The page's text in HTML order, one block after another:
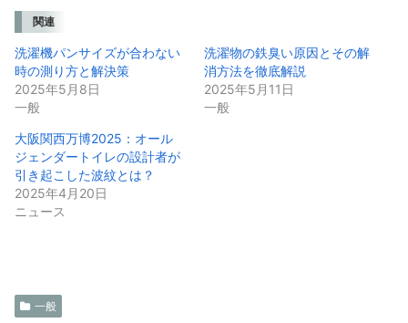
関連
洗濯機パンサイズが合わない
時の測り方と解決策
2025年5月8日
一般
洗濯物の鉄臭い原因とその解
消方法を徹底解説
2025年5月11日
一般
大阪関西万博2025：オール
ジェンダートイレの設計者が
引き起こした波紋とは？
2025年4月20日
ニュース
一般